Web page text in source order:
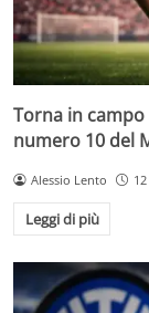
Torna in
numero 10 del
Alessio Lento
Leggi di più